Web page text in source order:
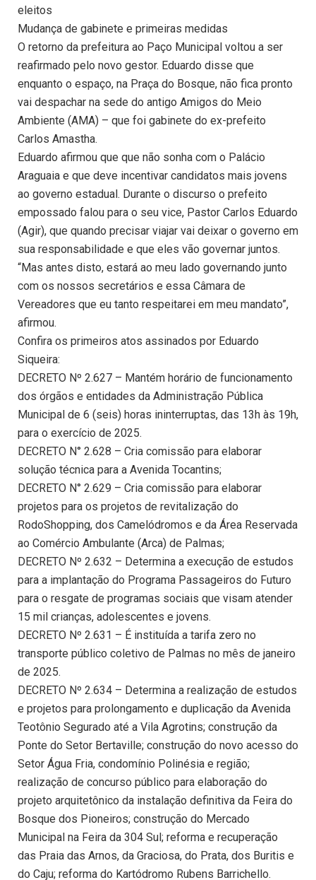
eleitos
Mudança de gabinete e primeiras medidas
O retorno da prefeitura ao Paço Municipal voltou a ser
reafirmado pelo novo gestor. Eduardo disse que
enquanto o espaço, na Praça do Bosque, não fica pronto
vai despachar na sede do antigo Amigos do Meio
Ambiente (AMA) – que foi gabinete do ex-prefeito
Carlos Amastha.
Eduardo afirmou que que não sonha com o Palácio
Araguaia e que deve incentivar candidatos mais jovens
ao governo estadual. Durante o discurso o prefeito
empossado falou para o seu vice, Pastor Carlos Eduardo
(Agir), que quando precisar viajar vai deixar o governo em
sua responsabilidade e que eles vão governar juntos.
“Mas antes disto, estará ao meu lado governando junto
com os nossos secretários e essa Câmara de
Vereadores que eu tanto respeitarei em meu mandato”,
afirmou.
Confira os primeiros atos assinados por Eduardo
Siqueira:
DECRETO Nº 2.627 – Mantém horário de funcionamento
dos órgãos e entidades da Administração Pública
Municipal de 6 (seis) horas ininterruptas, das 13h às 19h,
para o exercício de 2025.
DECRETO N° 2.628 – Cria comissão para elaborar
solução técnica para a Avenida Tocantins;
DECRETO N° 2.629 – Cria comissão para elaborar
projetos para os projetos de revitalização do
RodoShopping, dos Camelódromos e da Área Reservada
ao Comércio Ambulante (Arca) de Palmas;
DECRETO Nº 2.632 – Determina a execução de estudos
para a implantação do Programa Passageiros do Futuro
para o resgate de programas sociais que visam atender
15 mil crianças, adolescentes e jovens.
DECRETO Nº 2.631 – É instituída a tarifa zero no
transporte público coletivo de Palmas no mês de janeiro
de 2025.
DECRETO Nº 2.634 – Determina a realização de estudos
e projetos para prolongamento e duplicação da Avenida
Teotônio Segurado até a Vila Agrotins; construção da
Ponte do Setor Bertaville; construção do novo acesso do
Setor Água Fria, condomínio Polinésia e região;
realização de concurso público para elaboração do
projeto arquitetônico da instalação definitiva da Feira do
Bosque dos Pioneiros; construção do Mercado
Municipal na Feira da 304 Sul; reforma e recuperação
das Praia das Arnos, da Graciosa, do Prata, dos Buritis e
do Caju; reforma do Kartódromo Rubens Barrichello.